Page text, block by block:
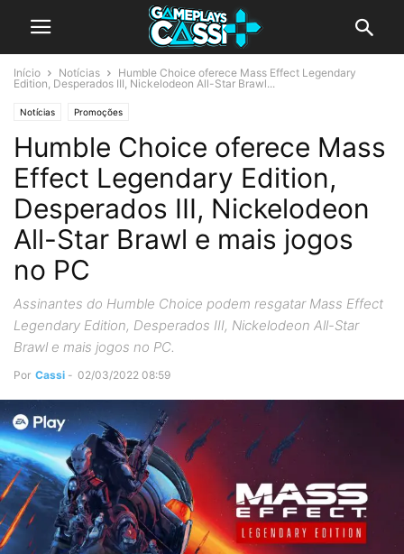
Início Notícias
Humble Choice oferece Mass Effect Legendary
Edition, Desperados III, Nickelodeon All-Star Brawl...
Notícias Promoções
Humble Choice oferece Mass
Effect Legendary Edition,
Desperados III, Nickelodeon
All-Star Brawl e mais jogos
no PC
Assinantes do Humble Choice podem resgatar Mass Effect
Legendary Edition, Desperados III, Nickelodeon All-Star
Brawl e mais jogos no PC.
Por Cassi - 02/03/2022 08:59